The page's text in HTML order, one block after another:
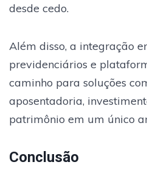
desde cedo.
Além disso, a integração
previdenciários e
caminho para soluções
aposentadoria,
patrimônio em um único
Conclusão